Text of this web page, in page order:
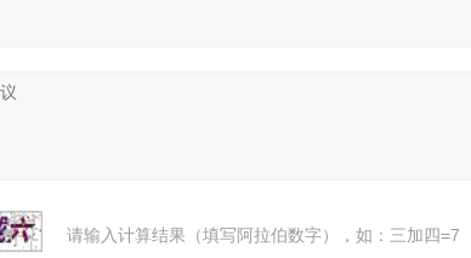
请输入计算结果（填写阿拉伯数字），如：三加四=7